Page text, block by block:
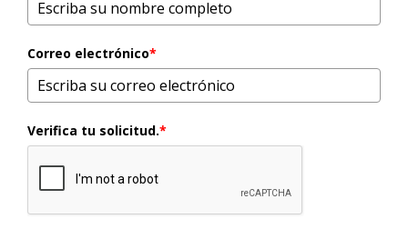
Correo electrónico*
Verifica tu solicitud.*